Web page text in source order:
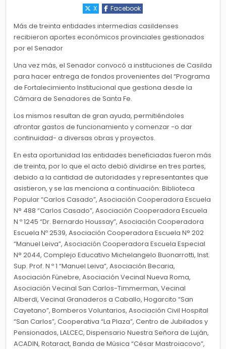
X
Facebook
Más de treinta entidades intermedias casildenses
recibieron aportes económicos provinciales gestionados
por el Senador
Una vez más, el Senador convocó a instituciones de Casilda
para hacer entrega de fondos provenientes del “Programa
de Fortalecimiento Institucional que gestiona desde la
Cámara de Senadores de Santa Fe.
Los mismos resultan de gran ayuda, permitiéndoles
afrontar gastos de funcionamiento y comenzar -o dar
continuidad- a diversas obras y proyectos.
En esta oportunidad las entidades beneficiadas fueron más
de treinta, por lo que el acto debió dividirse en tres partes,
debido a la cantidad de autoridades y representantes que
asistieron, y se las menciona a continuación: Biblioteca
Popular “Carlos Casado”, Asociación Cooperadora Escuela
N° 488 “Carlos Casado”, Asociación Cooperadora Escuela
N º 1245 “Dr. Bernardo Houssay”, Asociación Cooperadora
Escuela Nº 2539, Asociación Cooperadora Escuela N° 202
“Manuel Leiva”, Asociación Cooperadora Escuela Especial
N° 2044, Complejo Educativo Michelangelo Buonarrotti, Inst.
Sup. Prof. N º 1 “Manuel Leiva”, Asociación Becaria,
Asociación Fúnebre, Asociación Vecinal Nueva Roma,
Asociación Vecinal San Carlos-Timmerman, Vecinal
Alberdi, Vecinal Granaderos a Caballo, Hogarcito “San
Cayetano”, Bomberos Voluntarios, Asociación Civil Hospital
“San Carlos”, Cooperativa “La Plaza”, Centro de Jubilados y
Pensionados, LALCEC, Dispensario Nuestra Señora de Luján,
ACADIN, Rotaract, Banda de Música “César Mastroiacovo”,